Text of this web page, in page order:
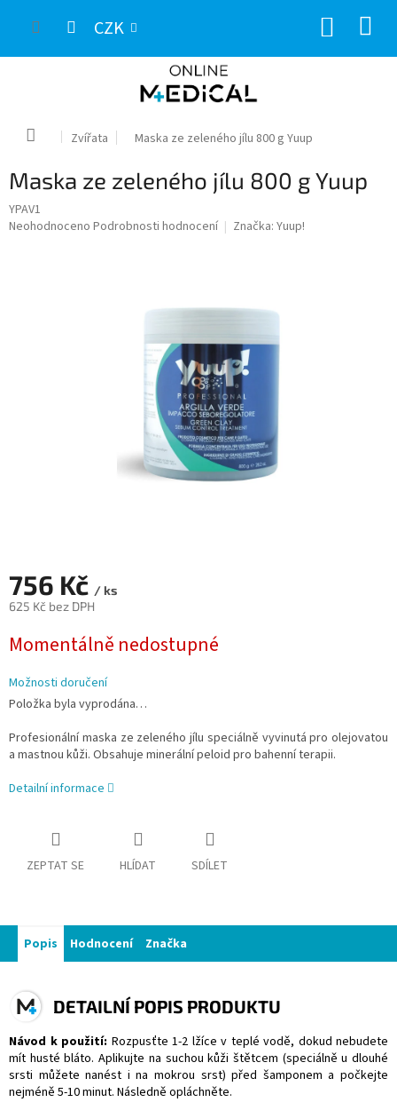
CZK
Domů Zvířata Maska ze zeleného jílu 800 g Yuup
Maska ze zeleného jílu 800 g Yuup
YPAV1
Průměrné
Neohodnoceno Podrobnosti hodnocení Značka: Yuup!
756 Kč / ks
625 Kč bez DPH
cena:
Momentálně nedostupné
Možnosti doručení
Položka byla vyprodána…
Profesionální maska ze zeleného jílu speciálně vyvinutá pro olejovatou
a mastnou kůži. Obsahuje minerální peloid pro bahenní terapii.
Detailní informace
ZEPTAT SE HLÍDAT SDÍLET
Popis Hodnocení Značka
DETAILNÍ POPIS PRODUKTU
Návod k použití: Rozpusťte 1-2 lžíce v teplé vodě, dokud nebudete
mít husté bláto. Aplikujte na suchou kůži štětcem (speciálně u dlouhé
srsti můžete nanést i na mokrou srst) před šamponem a počkejte
nejméně 5-10 minut. Následně opláchněte.